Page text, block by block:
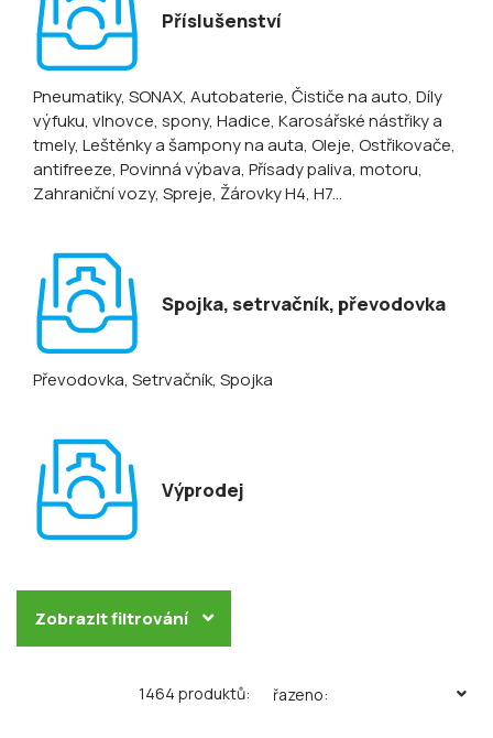
Příslušenství
Pneumatiky, SONAX, Autobaterie, Čističe na auto, Díly
výfuku, vlnovce, spony, Hadice, Karosářské nástřiky a
tmely, Leštěnky a šampony na auta, Oleje, Ostřikovače,
antifreeze, Povinná výbava, Přísady paliva, motoru,
Zahraniční vozy, Spreje, Žárovky H4, H7...
Spojka, setrvačník, převodovka
Převodovka, Setrvačník, Spojka
Výprodej
Zobrazit filtrování
1464 produktů: řazeno: